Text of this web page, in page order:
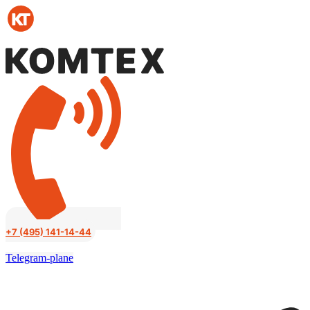
Перейти
к
содержимому
+7 (495) 141-14-44
Telegram-plane